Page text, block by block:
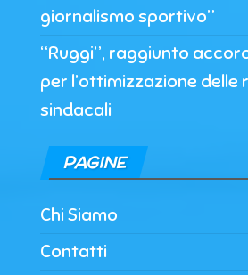
giornalismo sportivo”
“Ruggi”, raggiunto
per l’ottimizzazione delle
sindacali
PAGINE
Chi Siamo
Contatti